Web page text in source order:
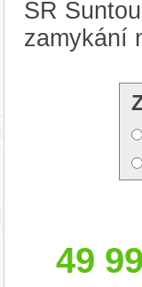
SR
zamykání
49